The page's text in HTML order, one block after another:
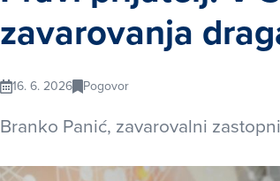
zavarovanja
16. 6. 2026 Pogovor
Branko Panić, zavarovalni